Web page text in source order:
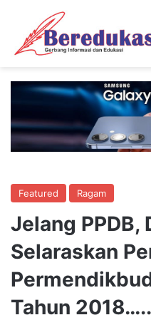
Featured Ragam
Jelang PPDB,
Selaraskan
Tahun